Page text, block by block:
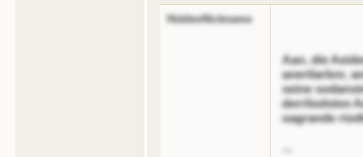
HiddenNickname
Aan, die
anertlarbnr,
seine
derrliodsten
oagrande
...